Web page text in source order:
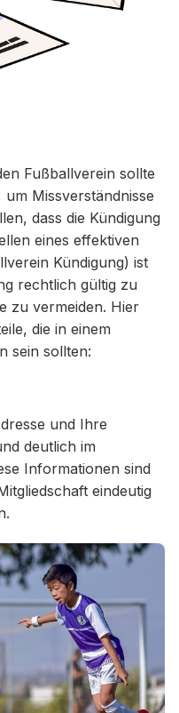
Fußballverein sollte
Missverständnisse
dass die Kündigung
eines effektiven
Kündigung) ist
rechtlich gültig zu
zu vermeiden. Hier
die in einem
sein sollten:
und Ihre
deutlich im
Informationen sind
eindeutig